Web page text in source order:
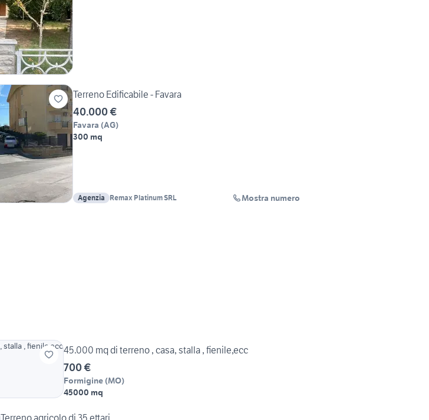
Terreno Edificabile - Favara
40.000 €
Favara (AG)
300 mq
Agenzia Remax Platinum SRL Mostra numero
45.000 mq di terreno , casa, stalla , fienile,ecc
700 €
Formigine (MO)
45000 mq